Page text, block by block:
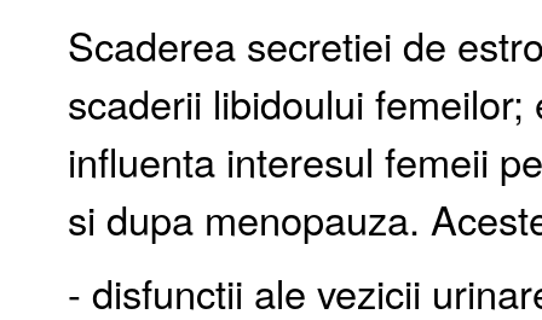
Scaderea secretiei de
scaderii libidoului
influenta interesul femeii
si dupa menopauza.
- disfunctii ale vezicii